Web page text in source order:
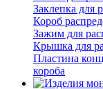
Заклепка для
Короб
Зажим для
Крышка для
Пластина
короба